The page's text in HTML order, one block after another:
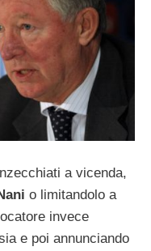
a vicenda,
o limitandolo a
invece
e poi annunciando